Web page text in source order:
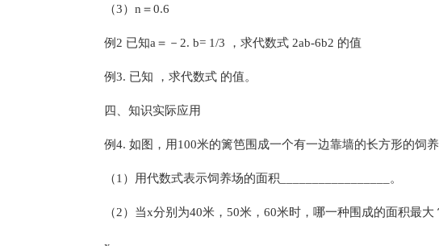
（3）n＝0.6
例2 已知a＝－2. b= 1/3 ，求代数式 2ab-6b2 的值
例3. 已知 ，求代数式 的值。
四、知识实际应用
例4. 如图，用100米的篱笆围成一个有一边靠墙的长方形的饲
（1）用代数式表示饲养场的面积_________________。
（2）当x分别为40米，50米，60米时，哪一种围成的面积最大